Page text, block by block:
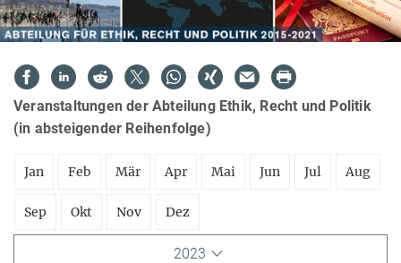
Veranstaltungen der Abteilung Ethik, Recht und Politik
(in absteigender Reihenfolge)
Jan Feb Mär Apr Mai Jun Jul Aug
Sep Okt Nov Dez
2023